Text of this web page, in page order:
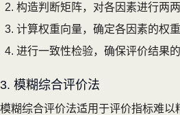
构造判断矩阵，对各因素进行两
计算权重向量，确定各因素的权重
进行一致性检验，确保评价结果
3. 模糊综合评价法
模糊综合评价法适用于评价指标难以